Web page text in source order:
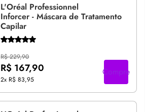
L'Oréal Professionnel
Inforcer - Máscara de Tratamento
Capilar
R$ 229,90
R$ 167,90
2x R$ 83,95
Compre